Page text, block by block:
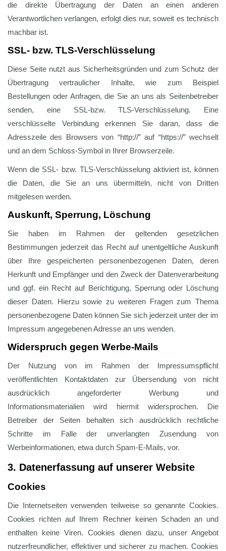
die direkte Übertragung der Daten an einen anderen
Verantwortlichen verlangen, erfolgt dies nur, soweit es technisch
machbar ist.
SSL- bzw. TLS-Verschlüsselung
Diese Seite nutzt aus Sicherheitsgründen und zum Schutz der
Übertragung vertraulicher Inhalte, wie zum Beispiel
Bestellungen oder Anfragen, die Sie an uns als Seitenbetreiber
senden, eine SSL-bzw. TLS-Verschlüsselung. Eine
verschlüsselte Verbindung erkennen Sie daran, dass die
Adresszeile des Browsers von “http://” auf “https://” wechselt
und an dem Schloss-Symbol in Ihrer Browserzeile.
Wenn die SSL- bzw. TLS-Verschlüsselung aktiviert ist, können
die Daten, die Sie an uns übermitteln, nicht von Dritten
mitgelesen werden.
Auskunft, Sperrung, Löschung
Sie haben im Rahmen der geltenden gesetzlichen
Bestimmungen jederzeit das Recht auf unentgeltliche Auskunft
über Ihre gespeicherten personenbezogenen Daten, deren
Herkunft und Empfänger und den Zweck der Datenverarbeitung
und ggf. ein Recht auf Berichtigung, Sperrung oder Löschung
dieser Daten. Hierzu sowie zu weiteren Fragen zum Thema
personenbezogene Daten können Sie sich jederzeit unter der im
Impressum angegebenen Adresse an uns wenden.
Widerspruch gegen Werbe-Mails
Der Nutzung von im Rahmen der Impressumspflicht
veröffentlichten Kontaktdaten zur Übersendung von nicht
ausdrücklich angeforderter Werbung und
Informationsmaterialien wird hiermit widersprochen. Die
Betreiber der Seiten behalten sich ausdrücklich rechtliche
Schritte im Falle der unverlangten Zusendung von
Werbeinformationen, etwa durch Spam-E-Mails, vor.
3. Datenerfassung auf unserer Website
Cookies
Die Internetseiten verwenden teilweise so genannte Cookies.
Cookies richten auf Ihrem Rechner keinen Schaden an und
enthalten keine Viren. Cookies dienen dazu, unser Angebot
nutzerfreundlicher, effektiver und sicherer zu machen. Cookies